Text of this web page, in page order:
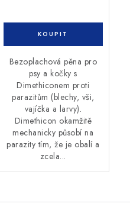
Bezoplachová pěna pro
psy a kočky s
Dimethiconem proti
parazitům (blechy, vši,
vajíčka a larvy).
Dimethicon okamžitě
mechanicky působí na
parazity tím, že je obalí a
zcela...